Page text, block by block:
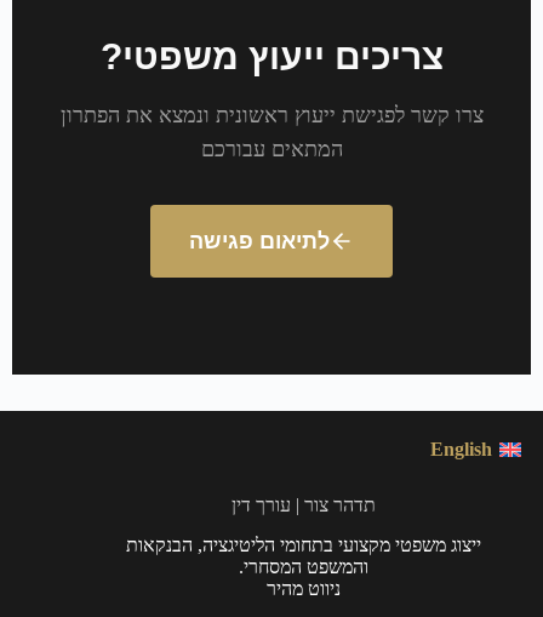
צריכים ייעוץ משפטי?
צרו קשר לפגישת ייעוץ ראשונית ונמצא את הפתרון
המתאים עבורכם
לתיאום פגישה
English
תדהר צור | עורך דין
ייצוג משפטי מקצועי בתחומי הליטיגציה, הבנקאות
והמשפט המסחרי.
ניווט מהיר